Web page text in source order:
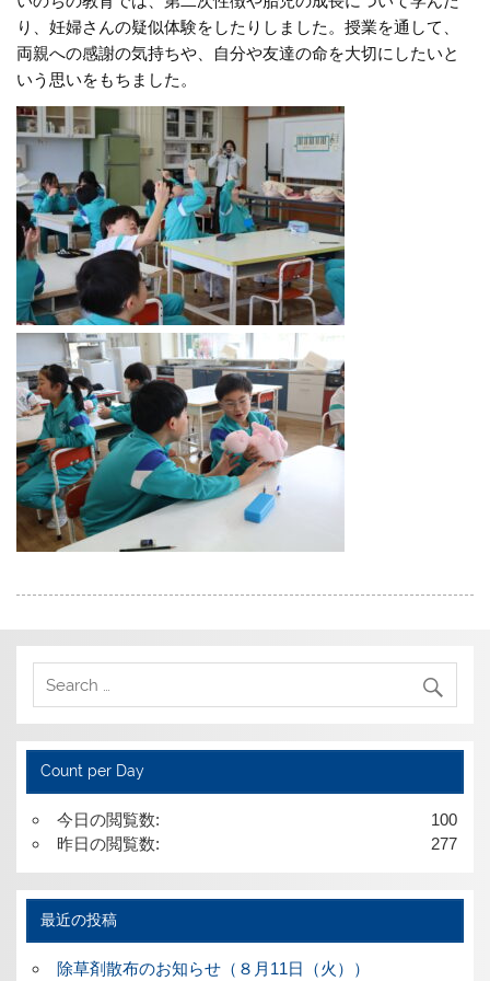
り、妊婦さんの疑似体験をしたりしました。授業を通して、
両親への感謝の気持ちや、自分や友達の命を大切にしたいと
いう思いをもちました。
Count per Day
100
今日の閲覧数:
277
昨日の閲覧数:
最近の投稿
除草剤散布のお知らせ（８月11日（火））